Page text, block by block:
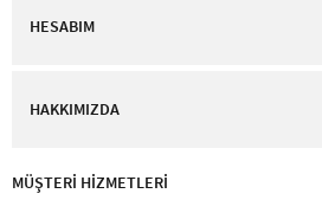
HESABIM
HAKKIMIZDA
MÜŞTERİ HİZMETLERİ​